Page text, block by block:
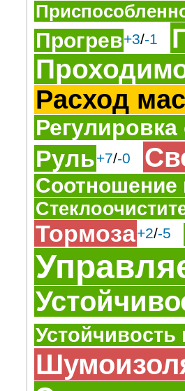
Прогрев+3/-1
Расход
Руль+7/-0
Соотношение
Тормоза+2/-5
Устойчивость